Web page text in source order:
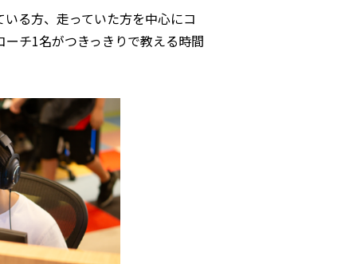
る方、走っていた方を中心にコ
チ1名がつきっきりで教える時間